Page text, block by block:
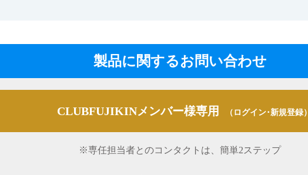
製品に関するお問い合わせ
CLUBFUJIKINメンバー様専用 （ログイン･新規登録）
※専任担当者とのコンタクトは、簡単2ステップ